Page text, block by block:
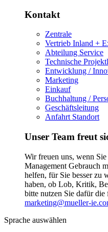
Kontakt
Zentrale
Vertrieb Inland +
Abteilung Service
Technische
Entwicklung /
Marketing
Einkauf
Buchhaltung /
Geschäftsleitung
Anfahrt Standort
Unser Team freut
Wir freuen uns, wenn
Management Gebrauch
helfen, für Sie besser zu
haben, ob Lob, Kritik,
bitte nutzen Sie dafür die
marketing@mueller-
Sprache auswählen